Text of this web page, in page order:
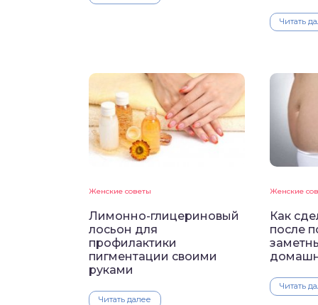
Читать
Женские советы
Лимонно-глицериновый
лосьон для
профилактики
пигментации своими
руками
Читать далее
Женские
Как
после
Читать